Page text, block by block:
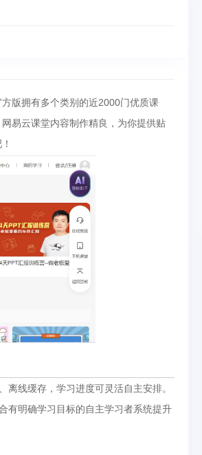
版拥有多个类别的近2000门优质课
易云课堂内容制作精良，为你提供贴
线缓存，学习进度可灵活自主安排。
有明确学习目标的自主学习者系统提升